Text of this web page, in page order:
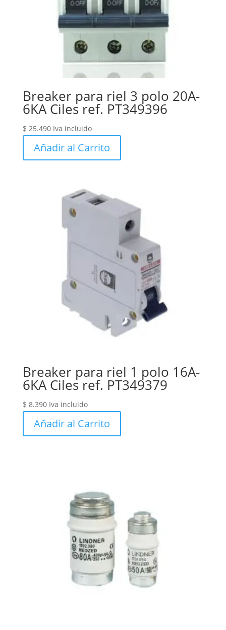
Breaker para riel 3 polo 20A-
6KA Ciles ref. PT349396
$ 25.490 Iva incluido
Añadir al Carrito
Breaker para riel 1 polo 16A-
6KA Ciles ref. PT349379
$ 8.390 Iva incluido
Añadir al Carrito